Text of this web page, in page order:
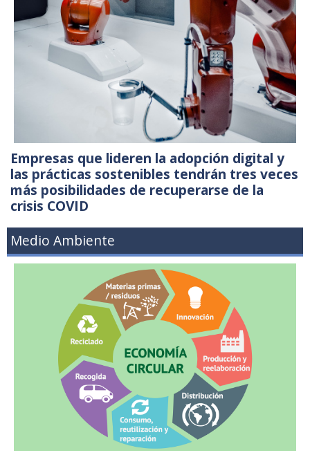
Empresas que lideren la adopción digital y
las prácticas sostenibles tendrán tres veces
más posibilidades de recuperarse de la
crisis COVID
Medio Ambiente